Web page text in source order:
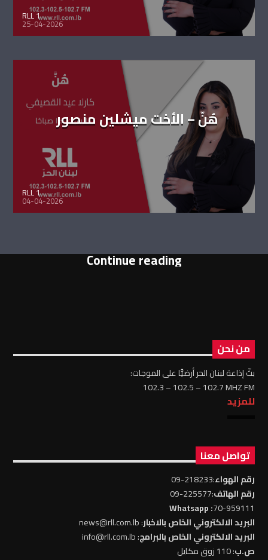
RLL 1
25-04-2026
هُنّ – الأخت ميشلين منصور
RLL 1
04-04-2026
Continue reading
من نحن
بثّ إذاعة لبنان الحر أرضيًّا على الموجات:
102.3 – 102.5 – 102.7 MHZ FM
للمزيد
تواصل معنا
رقم الهواء:218233-09
رقم الهاتف:225577-09
70-959111
: Whatsapp
البريد الالكتروني الخاص بالاخبار: news@rll.com.lb
البريد الالكتروني الخاص بالبرامج: info@rll.com.lb
ص.ب: 110 زوق مكايل